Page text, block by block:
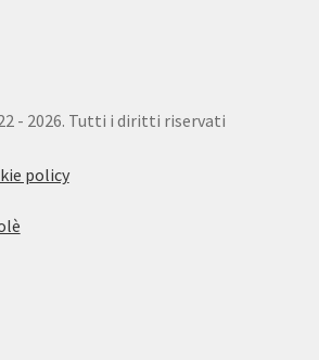
- 2026. Tutti i diritti riservati
policy